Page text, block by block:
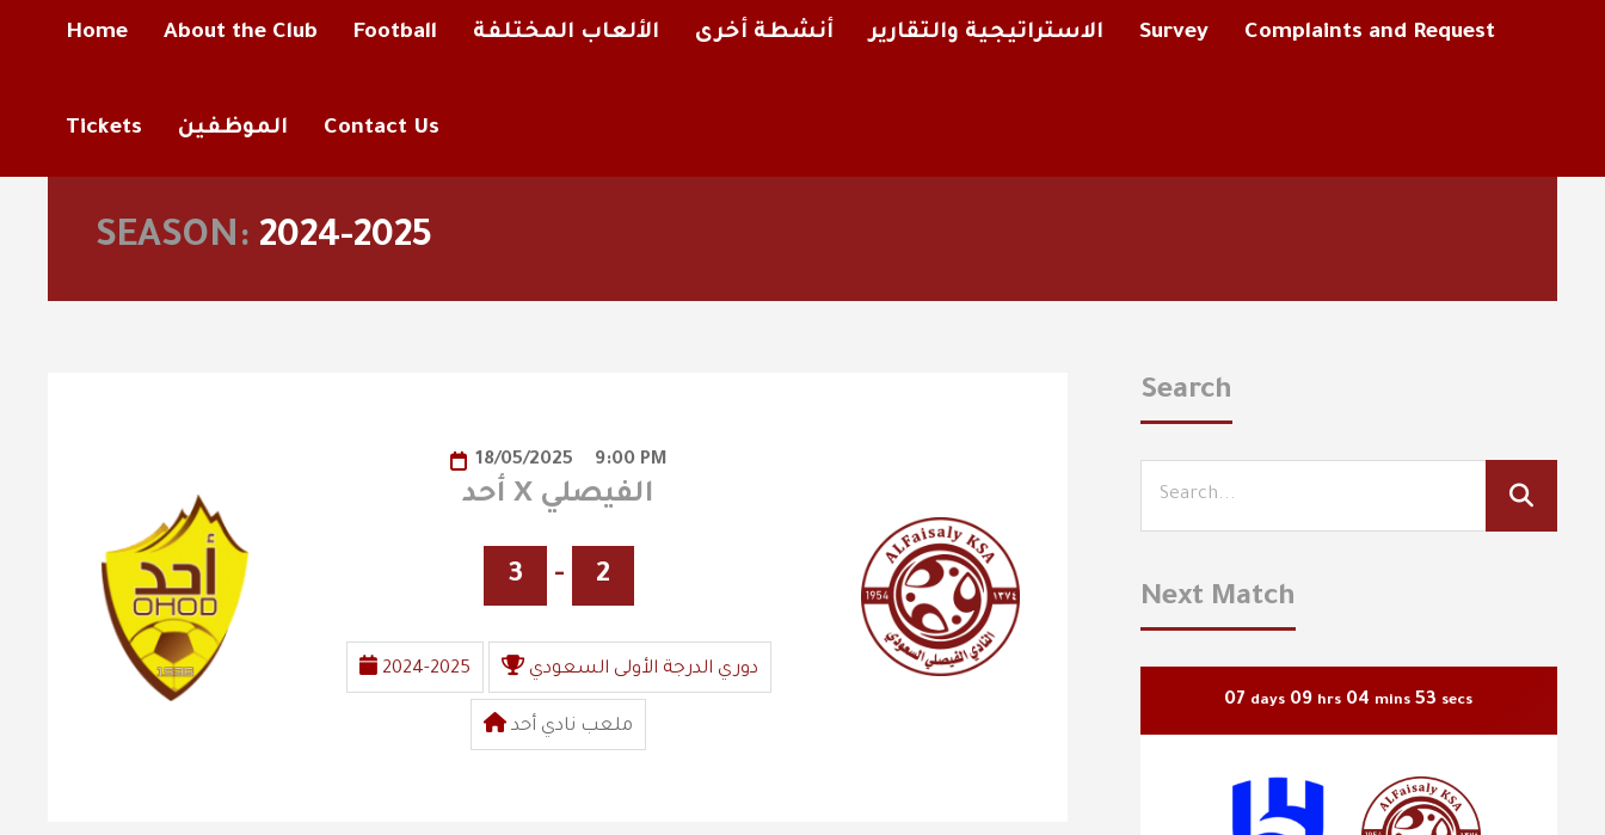
Home About the Club Football الألعاب المختلفة أنشطة أخرى الاستراتيجية والتقارير Survey Complaints and Request
Tickets الموظفين Contact Us
SEASON: 2024-2025
18/05/2025 9:00 PM
أحد X الفيصلي
3 - 2
2024-2025 دوري الدرجة الأولى السعودي
ملعب نادي أحد
Search
Next Match
07 days 09 hrs 04 mins 52 secs